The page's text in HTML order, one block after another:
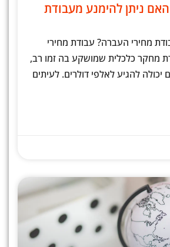
ניתן להימנע מעבודת
מחירי העברה? עבודת מחירי
מחקר כלכלית שמושקע בה זמו רב,
להגיע לאלפי דולרים. לעיתים